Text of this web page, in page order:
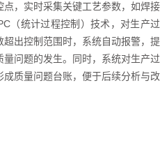
，实时采集关键工艺参数，如焊接
（统计过程控制）技术，对生产过
出控制范围时，系统自动报警，提
问题的发生。同时，系统对生产过
质量问题台账，便于后续分析与改